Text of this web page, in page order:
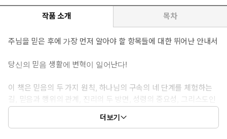
작품 소개 목차
주님을 믿은 후에 가장 먼저 알아야 할 항목들에 대한 뛰어난 안내서
당신의 믿음 생활에 변혁이 일어난다!
이 책은 믿음의 두 가지 원칙, 하나님의 구속의 네 단계를 체험하는
길, 믿음과 행위의 관계, 진리의 두 방면, 성령의 중요성, 그리스도인
의 생활에서 한 가지 중요한 실행에 대해 알려 준다.
이 여섯 주제는 참된 생명의 성장을 위해 꼭 알아야 할 항목들이다.
더보기